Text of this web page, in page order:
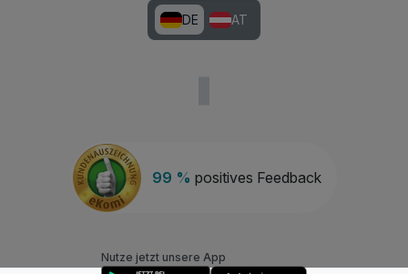
99 % positives Feedback
DE AT
Nutze jetzt unsere App